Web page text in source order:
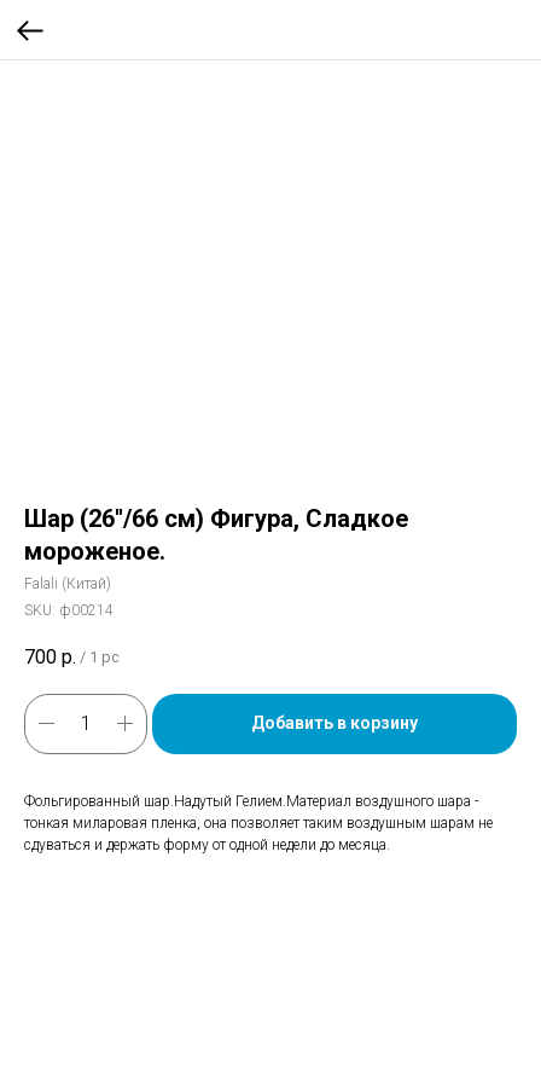
Шар (26''/66 см) Фигура, Сладкое
мороженое.
Falali (Китай)
SKU: ф00214
700 р. / 1 pc
Добавить в корзину
Фольгированный шар.Надутый Гелием.Материал воздушного шара -
тонкая миларовая пленка, она позволяет таким воздушным шарам не
сдуваться и держать форму от одной недели до месяца.